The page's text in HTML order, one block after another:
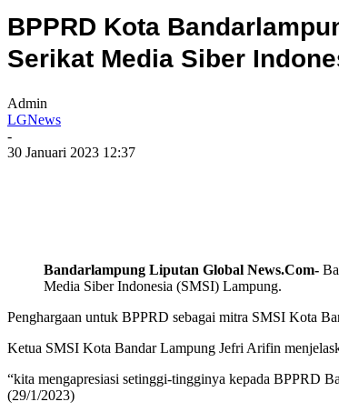
BPPRD Kota
Serikat Media Siber
Admin
LGNews
-
30 Januari 2023 12:37
Bandarlampung Liputan Global News.Com-
Media Siber Indonesia (SMSI) Lampung.
Penghargaan untuk BPPRD sebagai mitra SMSI Kota
Ketua SMSI Kota Bandar Lampung Jefri Arifin
“kita mengapresiasi setinggi-tingginya kepada BPPRD
(29/1/2023)